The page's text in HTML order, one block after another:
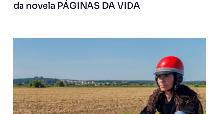
da novela PÁGINAS DA VIDA